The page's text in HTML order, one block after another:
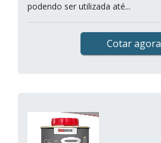
podendo ser utilizada até...
Cotar agora